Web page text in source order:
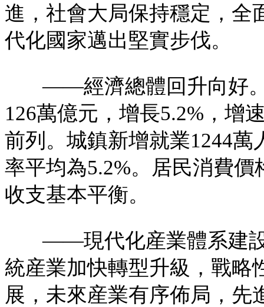
進，社會大局保持穩定，全
代化國家邁出堅實步伐。
——經濟總體回升向好
126萬億元，增長5.2%，增
前列。城鎮新增就業1244萬
率平均為5.2%。居民消費價
收支基本平衡。
——現代化産業體系建
統産業加快轉型升級，戰略
展，未來産業有序佈局，先